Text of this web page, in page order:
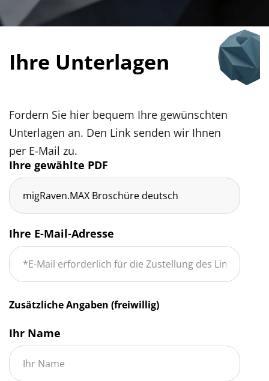
Ihre Unterlagen
Fordern Sie hier bequem Ihre gewünschten
Unterlagen an. Den Link senden wir Ihnen
per E-Mail zu.
Ihre gewählte PDF
Ihre E-Mail-Adresse
Zusätzliche Angaben (freiwillig)
Ihr Name